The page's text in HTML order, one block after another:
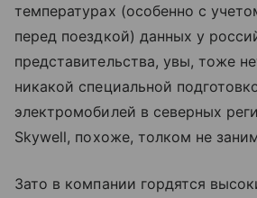
температурах (особенно с
перед поездкой) данных у
представительства, увы, тоже
никакой специальной
электромобилей в северных
Skywell, похоже, толком не
Зато в компании гордятся